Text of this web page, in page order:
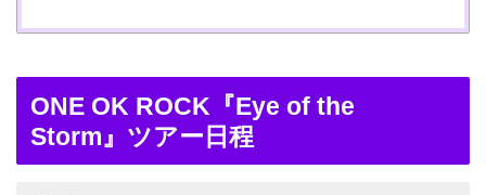
ONE OK ROCK『Eye of the
Storm』ツアー日程